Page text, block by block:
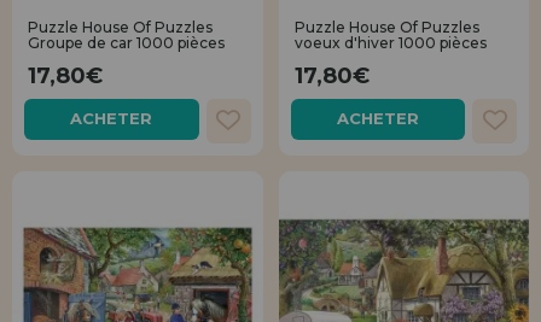
LIQUIDATIONS
INFORMATION
info@maisondespuzzles.fr
nouveau client
En créant un compte sur maisondespuzzles.fr, vous pouvez faire vos
achats rapidement dans notre boutique en ligne, vérifier le statut de
vos commandes et consulter vos opérations précédentes.
NOUVEAU CLIENT
Puzzle House Of Puzzles
Groupe de car 1000 pièces
17,80€
ACHETER
Puzzle House Of Puzzles
voeux d'hiver 1000 pièces
17,80€
ACHETER